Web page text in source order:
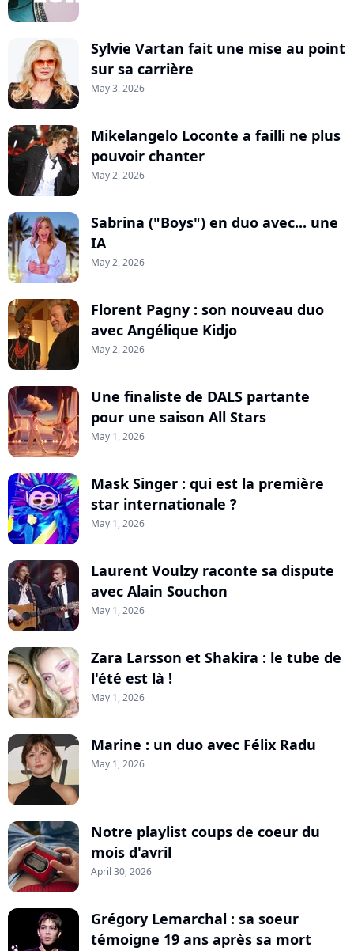
Sylvie Vartan fait une mise au point
sur sa carrière
May 3, 2026
Mikelangelo Loconte a failli ne plus
pouvoir chanter
May 2, 2026
Sabrina ("Boys") en duo avec... une
IA
May 2, 2026
Florent Pagny : son nouveau duo
avec Angélique Kidjo
May 2, 2026
Une finaliste de DALS partante
pour une saison All Stars
May 1, 2026
Mask Singer : qui est la première
star internationale ?
May 1, 2026
Laurent Voulzy raconte sa dispute
avec Alain Souchon
May 1, 2026
Zara Larsson et Shakira : le tube de
l'été est là !
May 1, 2026
Marine : un duo avec Félix Radu
May 1, 2026
Notre playlist coups de coeur du
mois d'avril
April 30, 2026
Grégory Lemarchal : sa soeur
témoigne 19 ans après sa mort